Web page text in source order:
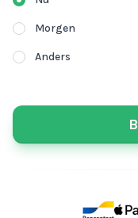
Morgen
Anders